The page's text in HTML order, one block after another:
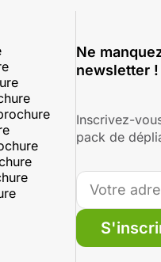
Ne
newsletter !
Inscrivez-
pack de